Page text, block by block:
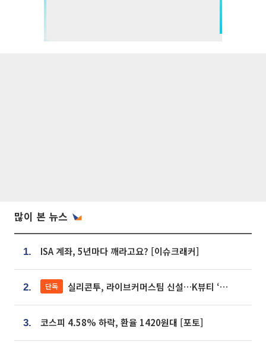
많이 본 뉴스
1. ISA 계좌, 5년마다 깨라고요? [이슈크래커]
2. 단독 실리콘투, 라이브커머스팀 신설…K뷰티 ‘글로벌 판매망’ 확대[K뷰티 라방戰]
3. 코스피 4.58% 하락, 환율 1420원대 [포토]